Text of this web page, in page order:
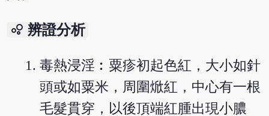
bubble_chart 辨證分析
毒熱浸淫︰粟疹初起色紅，大小如針
頭或如粟米，周圍焮紅，中心有一根
毛髮貫穿，以後頂端紅腫出現小膿